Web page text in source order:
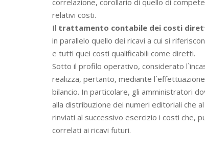
correlazione, corollario di quello di
relativi costi.
Il trattamento contabile dei costi
in parallelo quello dei ricavi a cui si
e tutti quei costi qualificabili come diretti.
Sotto il profilo operativo, considerato
realizza, pertanto, mediante
bilancio. In particolare, gli amministratori
alla distribuzione dei numeri editoriali che
rinviati al successivo esercizio i costi che,
correlati ai ricavi futuri.